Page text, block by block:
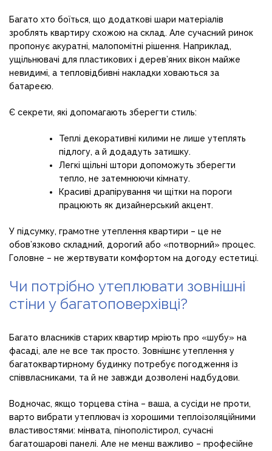
Багато хто боїться, що додаткові шари матеріалів
зроблять квартиру схожою на склад. Але сучасний ринок
пропонує акуратні, малопомітні рішення. Наприклад,
ущільнювачі для пластикових і дерев’яних вікон майже
невидимі, а тепловідбивні накладки ховаються за
батареєю.
Є секрети, які допомагають зберегти стиль:
Теплі декоративні килими не лише утеплять
підлогу, а й додадуть затишку.
Легкі щільні штори допоможуть зберегти
тепло, не затемнюючи кімнату.
Красиві драпірування чи щітки на пороги
працюють як дизайнерський акцент.
У підсумку, грамотне утеплення квартири – це не
обов’язково складний, дорогий або «потворний» процес.
Головне – не жертвувати комфортом на догоду естетиці.
Чи потрібно утеплювати зовнішні
стіни у багатоповерхівці?
Багато власників старих квартир мріють про «шубу» на
фасаді, але не все так просто. Зовнішнє утеплення у
багатоквартирному будинку потребує погодження із
співвласниками, та й не завжди дозволені надбудови.
Водночас, якщо торцева стіна – ваша, а сусіди не проти,
варто вибрати утеплювач із хорошими теплоізоляційними
властивостями: мінвата, пінополістирол, сучасні
багатошарові панелі. Але не менш важливо – професійне